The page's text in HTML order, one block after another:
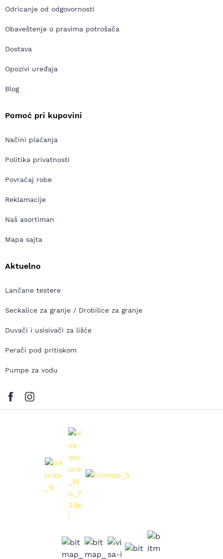
Odricanje od odgovornosti
Obaveštenje o pravima potrošača
Dostava
Opozivi uređaja
Blog
Pomoć pri kupovini
Načini plaćanja
Politika privatnosti
Povraćaj robe
Reklamacije
Naš asortiman
Mapa sajta
Aktuelno
Lančane testere
Seckalice za granje / Drobilice za granje
Duvači i usisivači za lišće
Perači pod pritiskom
Pumpe za vodu